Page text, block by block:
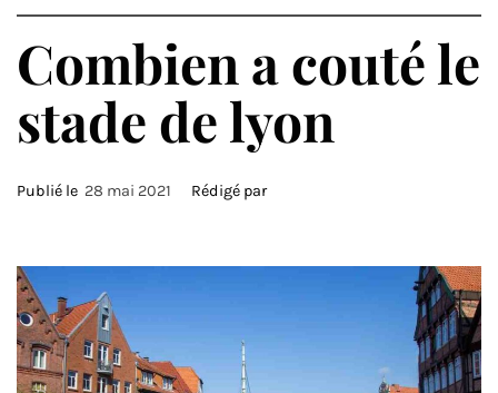
Combien a couté le
stade de lyon
Publié le 28 mai 2021 Rédigé par